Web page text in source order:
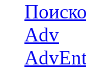
Adv